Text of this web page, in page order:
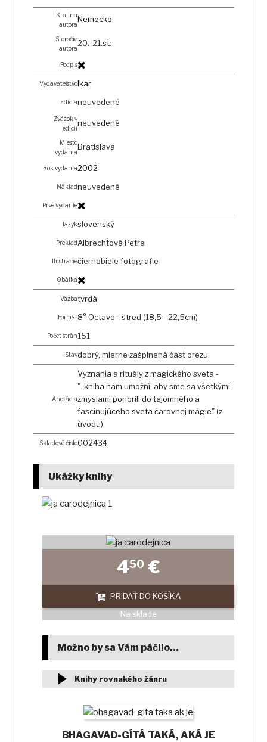
Krajina
autora
Nemecko
Storočie
autora
20.-21.st.
Podpis
VydavateľstvoIkar
Edícianeuvedené
Zväzok v
edícii
neuvedené
Miesto
vydania
Bratislava
Rok vydania2002
Nákladneuvedené
Prvé vydanie
Jazykslovenský
PrekladAlbrechtová Petra
Ilustráciečiernobiele fotografie
Obálka
Väzbatvrdá
Formát8° Octavo - stred (18,5 - 22,5cm)
Počet strán151
Stavdobrý, mierne zašpinená časť orezu
Anotácia
Vyznania a rituály z magického sveta -
"..kniha nám umožní, aby sme sa všetkými
zmyslami ponorili do tajomného a
fascinujúceho sveta čarovnej mágie" (z
úvodu)
Skladové číslo002434
Ukážky knihy
450€
PRIDAŤ DO KOŠÍKA
Na sklade
Možno by sa Vám páčilo…
Knihy rovnakého žánru
BHAGAVAD-GÍTÁ TAKÁ, AKÁ JE